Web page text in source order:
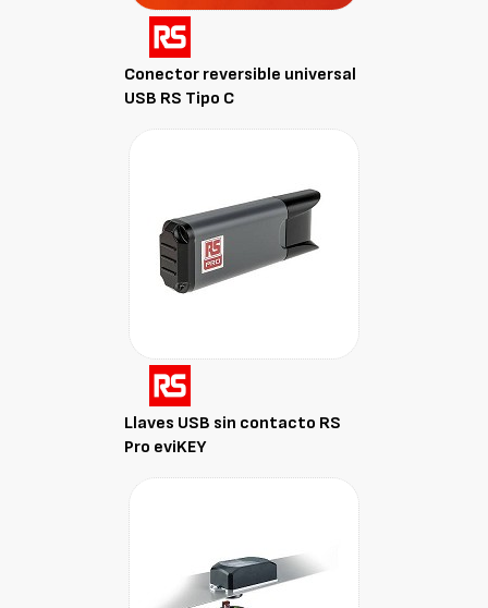
Conector reversible universal
USB RS Tipo C
Llaves USB sin contacto RS
Pro eviKEY